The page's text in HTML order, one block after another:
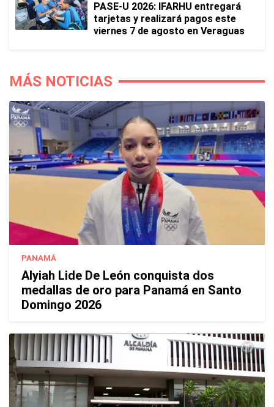
PASE-U 2026: IFARHU entregará
tarjetas y realizará pagos este
viernes 7 de agosto en Veraguas
MÁS NOTICIAS
PANAMÁ
Alyiah Lide De León conquista dos
medallas de oro para Panamá en Santo
Domingo 2026